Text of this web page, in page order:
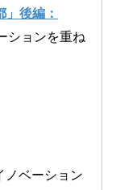
」後編：
ションを重ね
ノベーション